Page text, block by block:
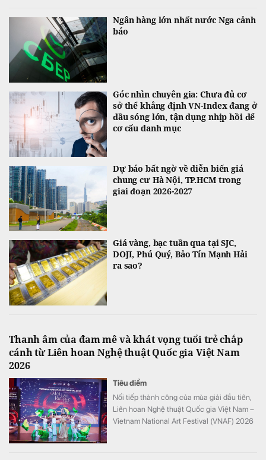
Ngân hàng lớn nhất nước Nga cảnh
báo
Góc nhìn chuyên gia: Chưa đủ cơ
sở thể khẳng định VN-Index đang ở
đầu sóng lớn, tận dụng nhịp hồi để
cơ cấu danh mục
Dự báo bất ngờ về diễn biến giá
chung cư Hà Nội, TP.HCM trong
giai đoạn 2026-2027
Giá vàng, bạc tuần qua tại SJC,
DOJI, Phú Quý, Bảo Tín Mạnh Hải
ra sao?
Thanh âm của đam mê và khát vọng tuổi trẻ chắp
cánh từ Liên hoan Nghệ thuật Quốc gia Việt Nam
2026
Tiêu điểm
Nối tiếp thành công của mùa giải đầu tiên,
Liên hoan Nghệ thuật Quốc gia Việt Nam –
Vietnam National Art Festival (VNAF) 2026